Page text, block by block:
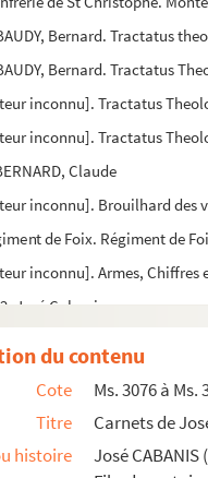
Bernard. Tractatus
Bernard. Tractatus
inconnu]. Tractatus
inconnu]. Tractatus
Claude
inconnu]. Brouilhard des
de Foix. Régiment de
inconnu]. Armes, Chiffres
José Cabanis.
du contenu
Cote
Ms. 3076 à Ms.
Titre
Carnets de
histoire
José CABANIS